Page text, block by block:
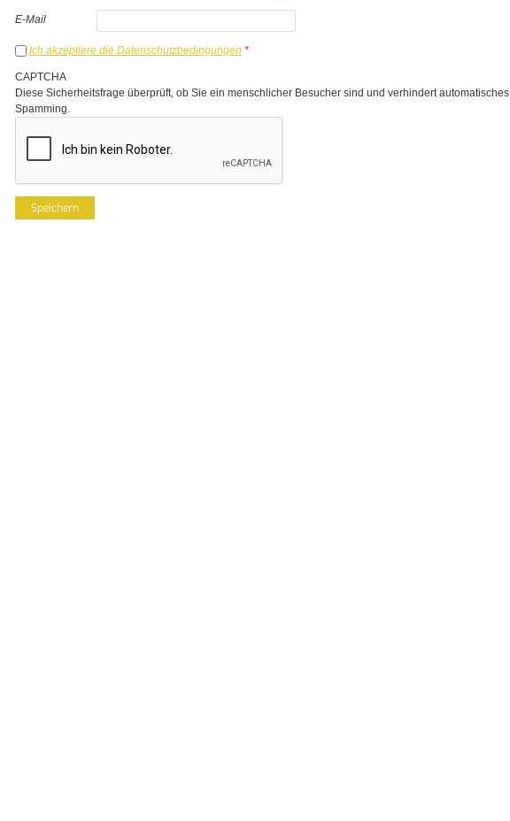
E-Mail
Ich akzeptiere die Datenschutzbedingungen *
CAPTCHA
Diese Sicherheitsfrage überprüft, ob Sie ein menschlicher Besucher sind und verhindert automatisches
Spamming.